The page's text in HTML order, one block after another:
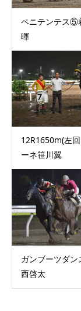
ペニテンテス⑤
暉
12R1650m(左
ーネ笹川翼
ガンブーツダ
西啓太